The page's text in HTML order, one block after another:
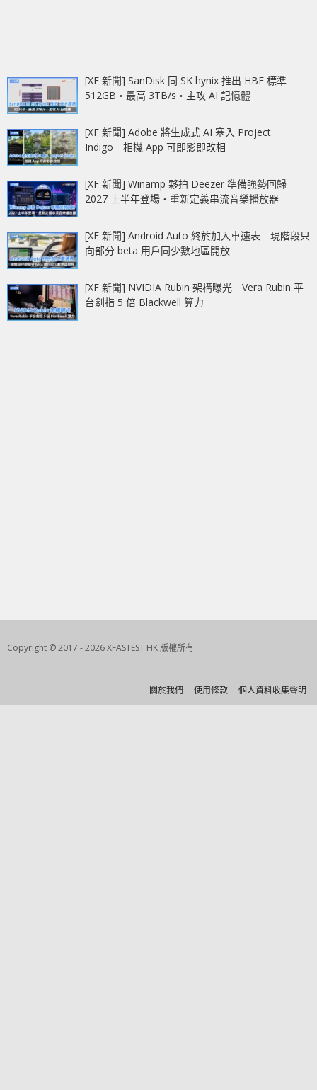
[XF 新聞] SanDisk 同 SK hynix 推出 HBF 標準
512GB‧最高 3TB/s‧主攻 AI 記憶體
[XF 新聞] Adobe 將生成式 AI 塞入 Project
Indigo 相機 App 可即影即改相
[XF 新聞] Winamp 夥拍 Deezer 準備強勢回歸
2027 上半年登場‧重新定義串流音樂播放器
[XF 新聞] Android Auto 終於加入車速表 現階段只
向部分 beta 用戶同少數地區開放
[XF 新聞] NVIDIA Rubin 架構曝光 Vera Rubin 平
台劍指 5 倍 Blackwell 算力
Copyright © 2017 - 2026 XFASTEST HK 版權所有
關於我們 使用條款 個人資料收集聲明